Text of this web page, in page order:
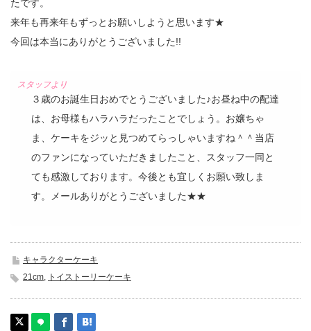
たです。
来年も再来年もずっとお願いしようと思います★
今回は本当にありがとうございました!!
３歳のお誕生日おめでとうございました♪お昼ね中の配達
は、お母様もハラハラだったことでしょう。お嬢ちゃ
ま、ケーキをジッと見つめてらっしゃいますね＾＾当店
のファンになっていただきましたこと、スタッフ一同と
ても感激しております。今後とも宜しくお願い致しま
す。メールありがとうございました★★
キャラクターケーキ
21cm, トイストーリーケーキ